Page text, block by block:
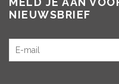
NIEUWSBRIEF